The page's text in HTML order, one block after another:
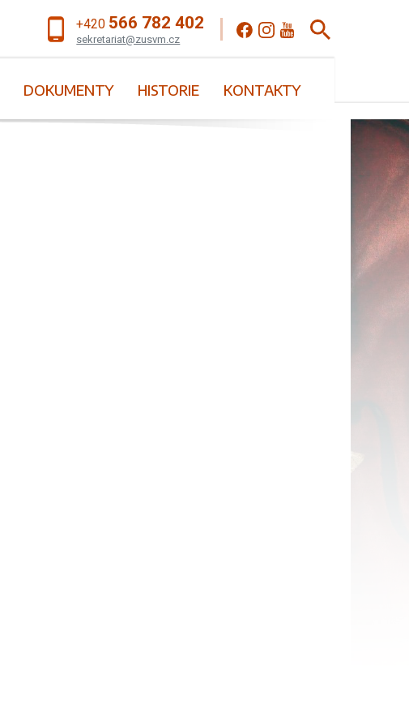
+420 566 782 402
sekretariat@zusvm.cz
DOKUMENTY HISTORIE KONTAKTY